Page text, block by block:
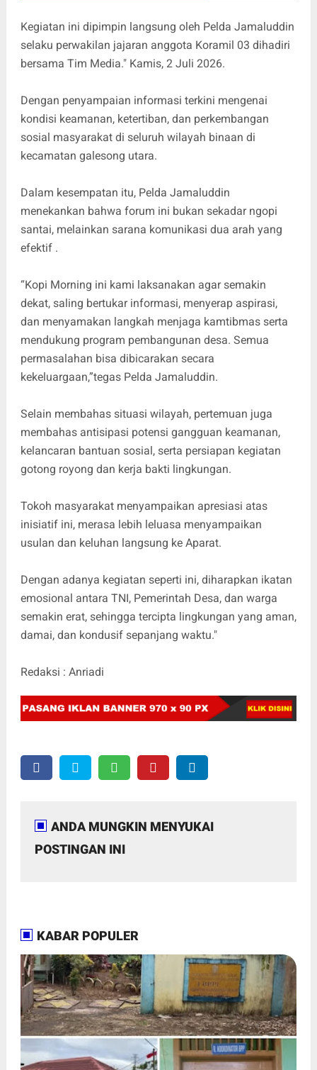
Kegiatan ini dipimpin langsung oleh Pelda Jamaluddin
selaku perwakilan jajaran anggota Koramil 03 dihadiri
bersama Tim Media." Kamis, 2 Juli 2026.
Dengan penyampaian informasi terkini mengenai
kondisi keamanan, ketertiban, dan perkembangan
sosial masyarakat di seluruh wilayah binaan di
kecamatan galesong utara.
Dalam kesempatan itu, Pelda Jamaluddin
menekankan bahwa forum ini bukan sekadar ngopi
santai, melainkan sarana komunikasi dua arah yang
efektif .
“Kopi Morning ini kami laksanakan agar semakin
dekat, saling bertukar informasi, menyerap aspirasi,
dan menyamakan langkah menjaga kamtibmas serta
mendukung program pembangunan desa. Semua
permasalahan bisa dibicarakan secara
kekeluargaan,”tegas Pelda Jamaluddin.
Selain membahas situasi wilayah, pertemuan juga
membahas antisipasi potensi gangguan keamanan,
kelancaran bantuan sosial, serta persiapan kegiatan
gotong royong dan kerja bakti lingkungan.
Tokoh masyarakat menyampaikan apresiasi atas
inisiatif ini, merasa lebih leluasa menyampaikan
usulan dan keluhan langsung ke Aparat.
Dengan adanya kegiatan seperti ini, diharapkan ikatan
emosional antara TNI, Pemerintah Desa, dan warga
semakin erat, sehingga tercipta lingkungan yang aman,
damai, dan kondusif sepanjang waktu."
Redaksi : Anriadi
ANDA MUNGKIN MENYUKAI
POSTINGAN INI
KABAR POPULER